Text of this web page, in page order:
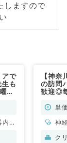
しますので
アで
も
／
内
内
【神
の訪問
歓迎◎
4月入
単
神
科
ク